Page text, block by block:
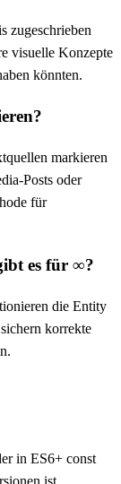
zugeschrieben
visuelle Konzepte
könnten.
markieren
oder
für
es für ∞?
die Entity
korrekte
in ES6+ const